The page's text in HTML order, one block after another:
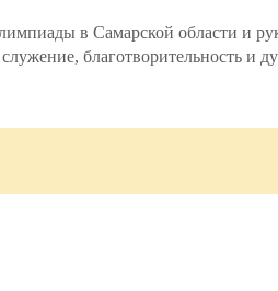
в Самарской
служение,